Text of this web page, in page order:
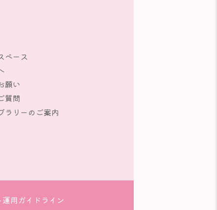
ペース
願い
質問
ラリーのご案内
用ガイドライン